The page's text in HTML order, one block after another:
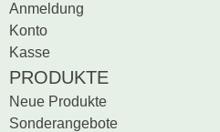
Anmeldung
Konto
Kasse
PRODUKTE
Neue Produkte
Sonderangebote